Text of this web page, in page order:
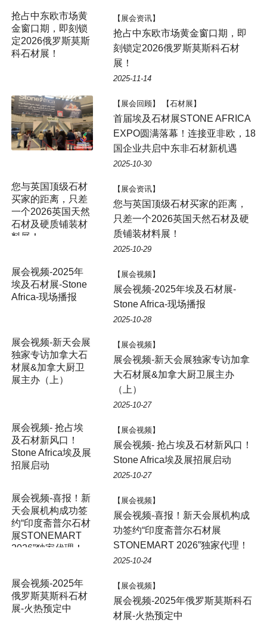
抢占中东欧市场黄
金窗口期，即刻锁
定2026俄罗斯莫斯
科石材展！
【展会资讯】
抢占中东欧市场黄金窗口期，即
刻锁定2026俄罗斯莫斯科石材
展！
2025-11-14
【展会回顾】 【石材展】
首届埃及石材展STONE AFRICA
EXPO圆满落幕！连接亚非欧，18
国企业共启中东非石材新机遇
2025-10-30
【展会资讯】
您与英国顶级石材买家的距离，
只差一个2026英国天然石材及硬
质铺装材料展！
2025-10-29
【展会视频】
展会视频-2025年埃及石材展-
Stone Africa-现场播报
2025-10-28
【展会视频】
展会视频-新天会展独家专访加拿
大石材展&加拿大厨卫展主办
（上）
2025-10-27
展会视频- 抢占埃
及石材新风口！
Stone Africa埃及展
招展启动
【展会视频】
展会视频- 抢占埃及石材新风口！
Stone Africa埃及展招展启动
2025-10-27
展会视频-喜报！新
天会展机构成功签
约“印度斋普尔石材
展STONEMART
2026”独家代理！
【展会视频】
展会视频-喜报！新天会展机构成
功签约“印度斋普尔石材展
STONEMART 2026”独家代理！
2025-10-24
展会视频-2025年
俄罗斯莫斯科石材
展-火热预定中
【展会视频】
展会视频-2025年俄罗斯莫斯科石
材展-火热预定中